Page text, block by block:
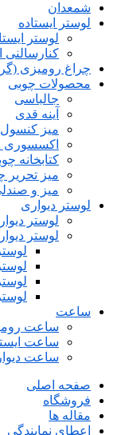
شمعدان
لوستر ایستاده
لوستر
کنارسالنی
چراغ رومیزی
محصولات چوبی
جالباسی
آینه قدی
میز کنسول
اکسسوری
کتابخانه
میز تحریر
میز و
لوستر دیواری
لوستر
لوستر
ساعت
ساعت
ساعت
ساعت
صفحه اصلی
فروشگاه
مقاله ها
اعطای نمایندگی